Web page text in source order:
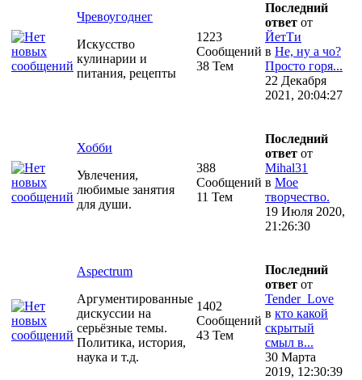
Чревоугоднег
Искусство
кулинарии и
питания, рецепты
1223
Сообщений
38 Тем
Последний
ответ от
ЙетТи
в Не, ну а чо?
Просто горя...
22 Декабря
2021, 20:04:27
Хобби
Увлечения,
любимые занятия
для души.
388
Сообщений
11 Тем
Последний
ответ от
Mihal31
в Мое
творчество.
19 Июля 2020,
21:26:30
Aspectrum
Аргументированные
дискуссии на
серьёзные темы.
Политика, история,
наука и т.д.
1402
Сообщений
43 Тем
Последний
ответ от
Tender_Love
в кто какой
скрытый
смыл в...
30 Марта
2019, 12:30:39